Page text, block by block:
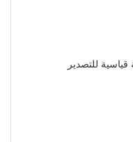
للتصدير